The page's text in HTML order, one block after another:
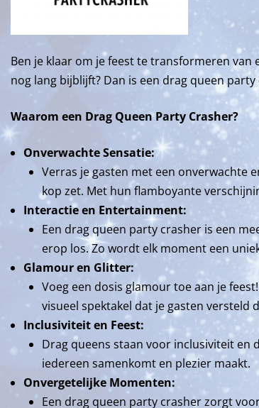
Ben je klaar om je feest te transformeren van
nog lang bijblijft? Dan is een drag queen
Waarom een Drag Queen Party Crasher?
Onverwachte Sensatie:
Verras je gasten met een onverwachte
kop zet. Met hun flamboyante
Interactie en Entertainment:
Een drag queen party crasher is een
erop los. Zo wordt elk moment een
Glamour en Glitter:
Voeg een dosis glamour toe aan je
visueel spektakel dat je gasten versteld
Inclusiviteit en Feest:
Drag queens staan voor inclusiviteit en
iedereen samenkomt en plezier maakt.
Onvergetelijke Momenten:
Een drag queen party crasher zorgt